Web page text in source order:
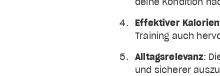
Effektiver
Training auch
Alltagsrelevanz:
und sicherer